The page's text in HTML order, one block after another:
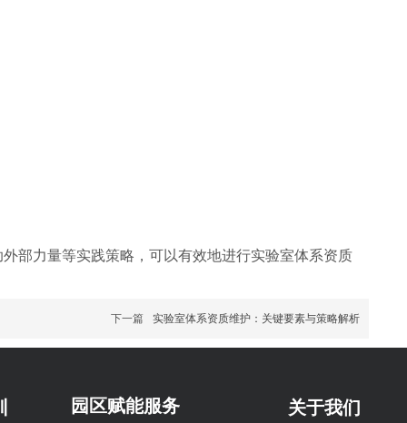
部力量等实践策略，可以有效地进行实验室体系资质
下一篇 实验室体系资质维护：关键要素与策略解析
关于我们
园区赋能服务